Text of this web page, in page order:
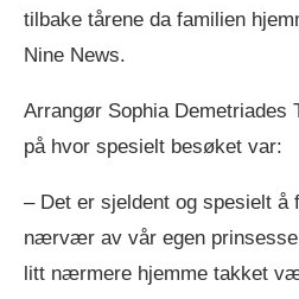
tilbake tårene da familien
Nine News.
Arrangør Sophia Demetriades
på hvor spesielt besøket var:
– Det er sjeldent og spesielt å
nærvær av vår egen
litt nærmere hjemme takket